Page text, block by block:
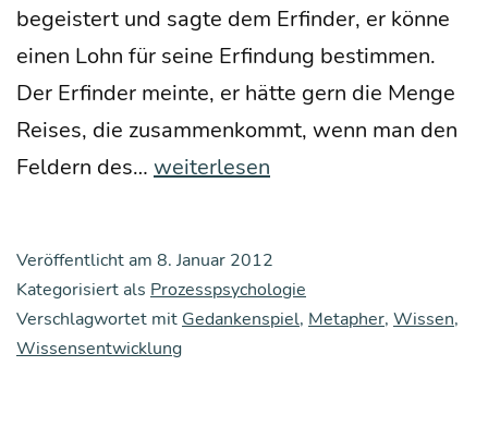
begeis­tert und sag­te dem Erfin­der, er kön­ne
einen Lohn für sei­ne Erfin­dung bestim­men.
Der Erfin­der mein­te, er hät­te gern die Men­ge
Rei­ses, die zusam­men­kommt, wenn man den
Fel­dern des… Wis­
wick­
lung
weiterlesen
Veröffentlicht am 8. Januar 2012
Kategorisiert als Prozesspsychologie
Verschlagwortet mit Gedankenspiel, Metapher, Wissen,
Wissensentwicklung